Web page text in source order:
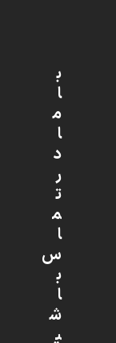
ب
ا
م
ا
د
ر
ت
م
ا
س
ب
ا
ش
ی